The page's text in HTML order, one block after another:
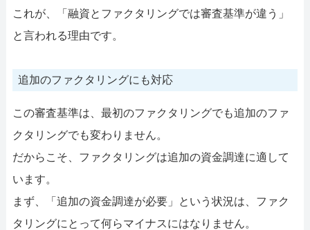
これが、「融資とファクタリングでは審査基準が違う」
と言われる理由です。
追加のファクタリングにも対応
この審査基準は、最初のファクタリングでも追加のファ
クタリングでも変わりません。
だからこそ、ファクタリングは追加の資金調達に適して
います。
まず、「追加の資金調達が必要」という状況は、ファク
タリングにとって何らマイナスにはなりません。